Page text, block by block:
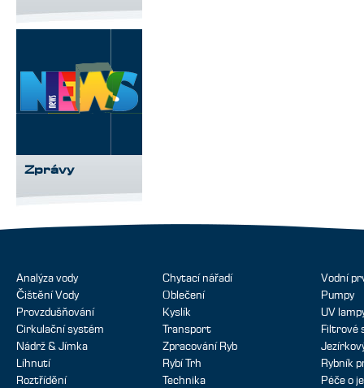
Zprávy
Analýza vody
Čištění Vody
Provzdušňování
Cirkulační systém
Nádrž & Jímka
Líhnutí
Roztřídění
Chytací nářadí
Oblečení
Kyslík
Transport
Zpracování Ryb
Rybí Trh
Technika
Vodní
Pumpy
UV
Filtrové
Rybník
Péče o